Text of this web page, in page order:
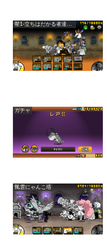
星1-立ちはだかる者達の城
ガチャ
風雲にゃんこ塔